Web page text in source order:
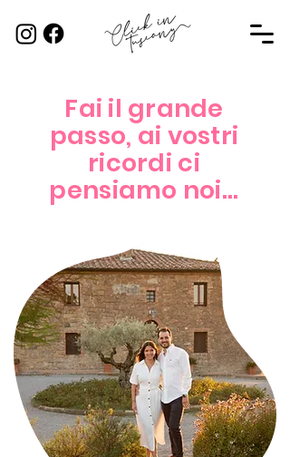
Fai il grande
passo, ai vostri
ricordi ci
pensiamo noi...